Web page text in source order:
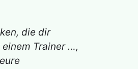
die dir
Trainer …,